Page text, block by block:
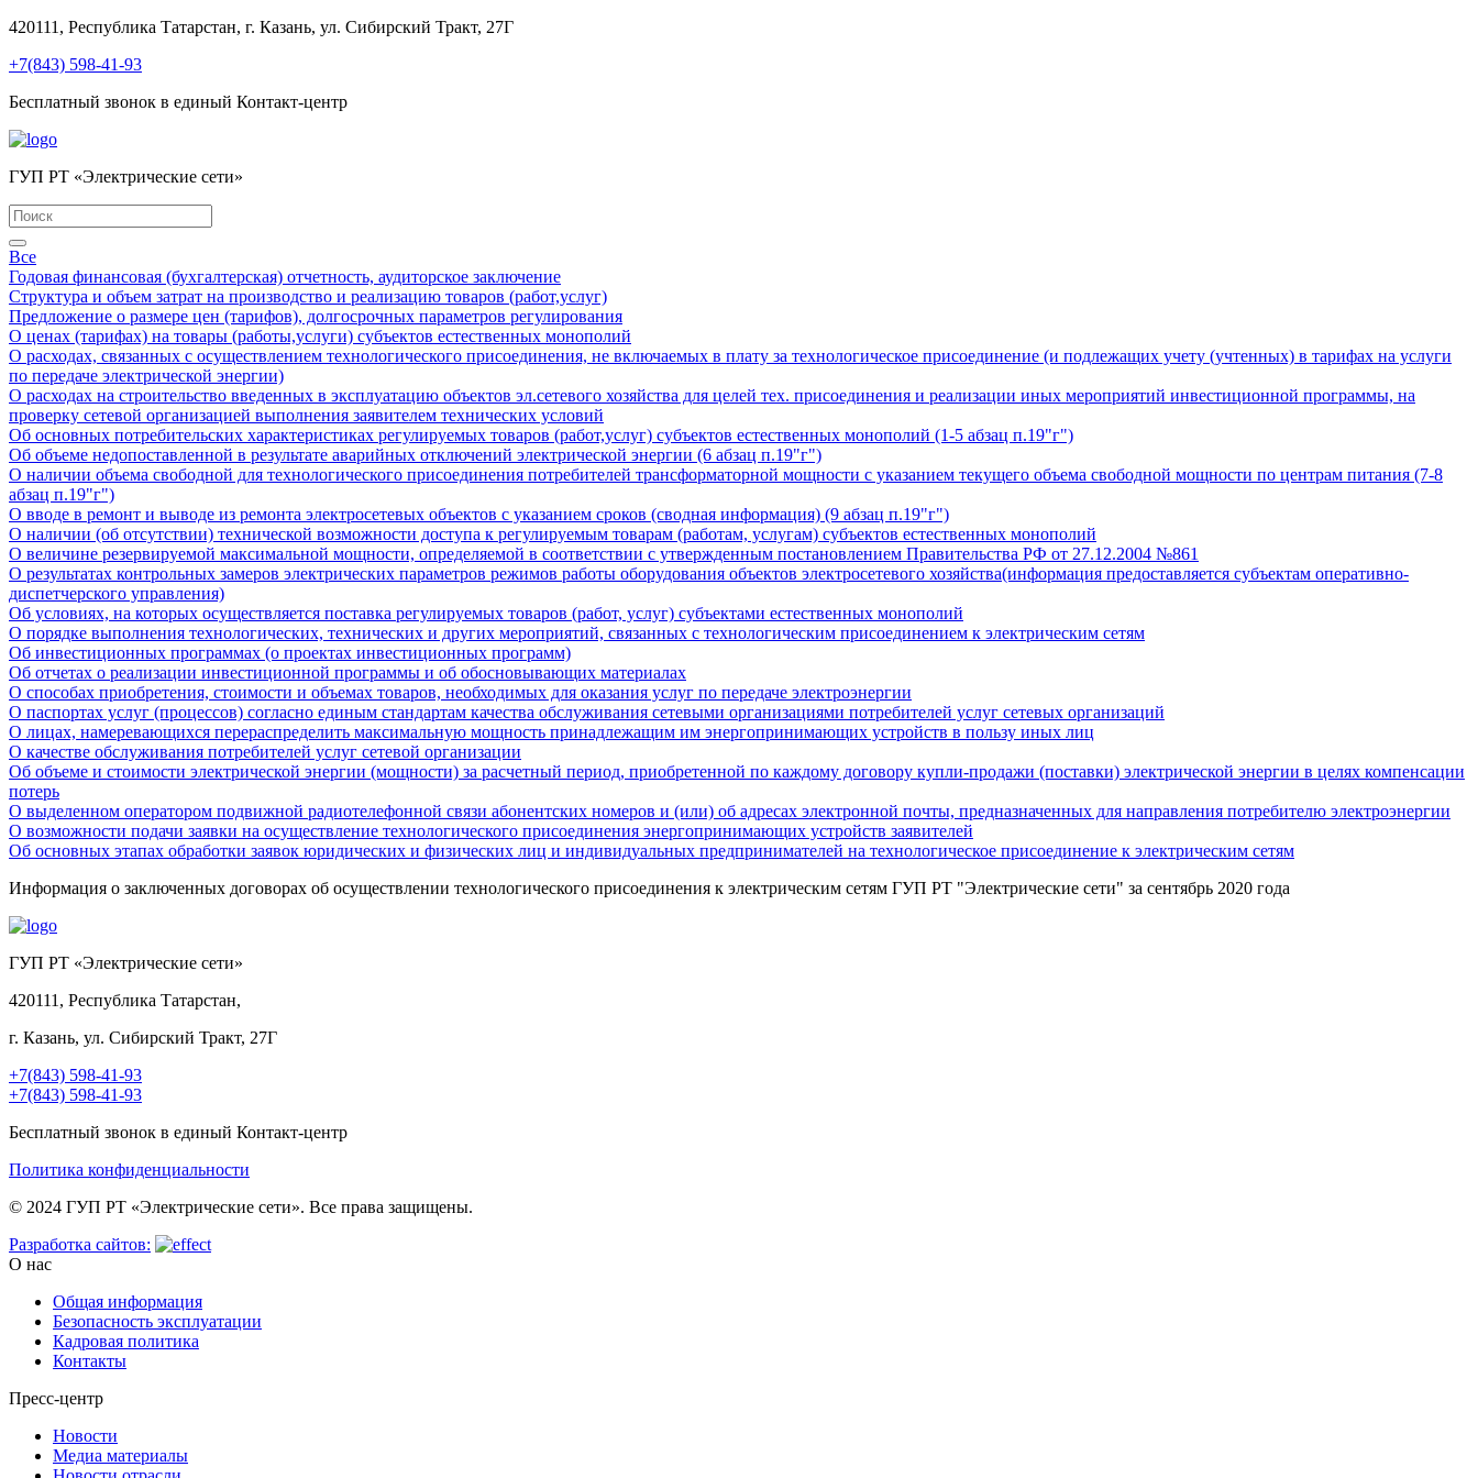
420111, Республика Татарстан, г. Казань, ул. Сибирский Тракт, 27Г
+7(843) 598-41-93
Бесплатный звонок в единый Контакт-центр
ГУП РТ «Электрические сети»
Все
Годовая финансовая (бухгалтерская) отчетность, аудиторское заключение
Структура и объем затрат на производство и реализацию товаров (работ,услуг)
Предложение о размере цен (тарифов), долгосрочных параметров регулирования
О ценах (тарифах) на товары (работы,услуги) субъектов естественных монополий
О расходах, связанных с осуществлением технологического присоединения, не включаемых в плату за технологическое присоединение (и подлежащих учету (учтенных) в тарифах на услуги
по передаче электрической энергии)
О расходах на строительство введенных в эксплуатацию объектов эл.сетевого хозяйства для целей тех. присоединения и реализации иных мероприятий инвестиционной программы, на
проверку сетевой организацией выполнения заявителем технических условий
Об основных потребительских характеристиках регулируемых товаров (работ,услуг) субъектов естественных монополий (1-5 абзац п.19"г")
Об объеме недопоставленной в результате аварийных отключений электрической энергии (6 абзац п.19"г")
О наличии объема свободной для технологического присоединения потребителей трансформаторной мощности с указанием текущего объема свободной мощности по центрам питания (7-8
абзац п.19"г")
О вводе в ремонт и выводе из ремонта электросетевых объектов с указанием сроков (сводная информация) (9 абзац п.19"г")
О наличии (об отсутствии) технической возможности доступа к регулируемым товарам (работам, услугам) субъектов естественных монополий
О величине резервируемой максимальной мощности, определяемой в соответствии с утвержденным постановлением Правительства РФ от 27.12.2004 №861
О результатах контрольных замеров электрических параметров режимов работы оборудования объектов электросетевого хозяйства(информация предоставляется субъектам оперативно-
диспетчерского управления)
Об условиях, на которых осуществляется поставка регулируемых товаров (работ, услуг) субъектами естественных монополий
О порядке выполнения технологических, технических и других мероприятий, связанных с технологическим присоединением к электрическим сетям
Об инвестиционных программах (о проектах инвестиционных программ)
Об отчетах о реализации инвестиционной программы и об обосновывающих материалах
О способах приобретения, стоимости и объемах товаров, необходимых для оказания услуг по передаче электроэнергии
О паспортах услуг (процессов) согласно единым стандартам качества обслуживания сетевыми организациями потребителей услуг сетевых организаций
О лицах, намеревающихся перераспределить максимальную мощность принадлежащим им энергопринимающих устройств в пользу иных лиц
О качестве обслуживания потребителей услуг сетевой организации
Об объеме и стоимости электрической энергии (мощности) за расчетный период, приобретенной по каждому договору купли-продажи (поставки) электрической энергии в целях компенсации
потерь
О выделенном оператором подвижной радиотелефонной связи абонентских номеров и (или) об адресах электронной почты, предназначенных для направления потребителю электроэнергии
О возможности подачи заявки на осуществление технологического присоединения энергопринимающих устройств заявителей
Об основных этапах обработки заявок юридических и физических лиц и индивидуальных предпринимателей на технологическое присоединение к электрическим сетям
Информация о заключенных договорах об осуществлении технологического присоединения к электрическим сетям ГУП РТ "Электрические сети" за сентябрь 2020 года
ГУП РТ «Электрические сети»
420111, Республика Татарстан,
г. Казань, ул. Сибирский Тракт, 27Г
+7(843) 598-41-93
+7(843) 598-41-93
Бесплатный звонок в единый Контакт-центр
Политика конфиденциальности
© 2024 ГУП РТ «Электрические сети». Все права защищены.
Разработка сайтов:
О нас
Общая информация
Безопасность эксплуатации
Кадровая политика
Контакты
Пресс-центр
Новости
Медиа материалы